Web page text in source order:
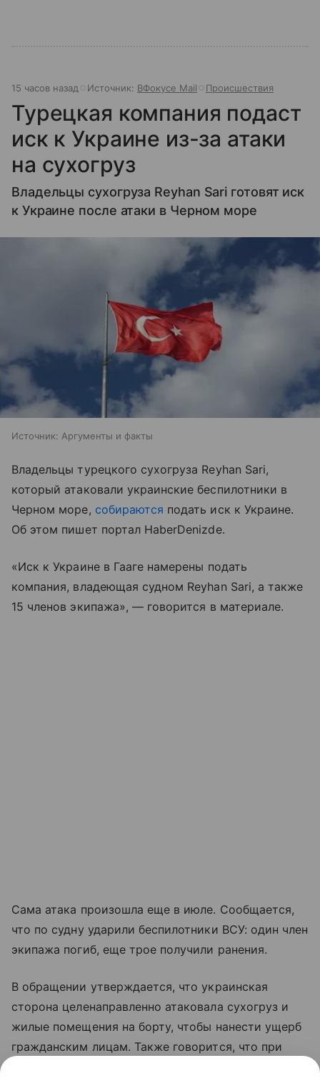
15 часов назад Источник: ВФокусе Mail Происшествия
Турецкая компания подаст
иск к Украине из-за атаки
на сухогруз
Владельцы сухогруза Reyhan Sari готовят иск
к Украине после атаки в Черном море
Источник: Аргументы и факты
Владельцы турецкого сухогруза Reyhan Sari,
который атаковали украинские беспилотники в
Черном море, собираются подать иск к Украине.
Об этом пишет портал HaberDenizde.
«Иск к Украине в Гааге намерены подать
компания, владеющая судном Reyhan Sari, а также
15 членов экипажа», — говорится в материале.
Сама атака произошла еще в июле. Сообщается,
что по судну ударили беспилотники ВСУ: один член
экипажа погиб, еще трое получили ранения.
В обращении утверждается, что украинская
сторона целенаправленно атаковала сухогруз и
жилые помещения на борту, чтобы нанести ущерб
гражданским лицам. Также говорится, что при